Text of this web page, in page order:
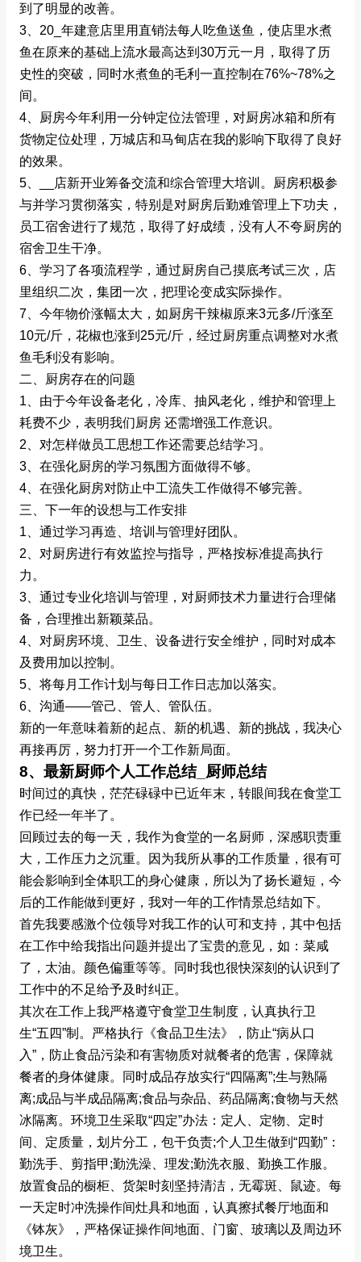
到了明显的改善。
3、20_年建意店里用直销法每人吃鱼送鱼，使店里水煮
鱼在原来的基础上流水最高达到30万元一月，取得了历
史性的突破，同时水煮鱼的毛利一直控制在76%~78%之
间。
4、厨房今年利用一分钟定位法管理，对厨房冰箱和所有
货物定位处理，万城店和马甸店在我的影响下取得了良好
的效果。
5、__店新开业筹备交流和综合管理大培训。厨房积极参
与并学习贯彻落实，特别是对厨房后勤难管理上下功夫，
员工宿舍进行了规范，取得了好成绩，没有人不夸厨房的
宿舍卫生干净。
6、学习了各项流程学，通过厨房自己摸底考试三次，店
里组织二次，集团一次，把理论变成实际操作。
7、今年物价涨幅太大，如厨房干辣椒原来3元多/斤涨至
10元/斤，花椒也涨到25元/斤，经过厨房重点调整对水煮
鱼毛利没有影响。
二、厨房存在的问题
1、由于今年设备老化，冷库、抽风老化，维护和管理上
耗费不少，表明我们厨房 还需增强工作意识。
2、对怎样做员工思想工作还需要总结学习。
3、在强化厨房的学习氛围方面做得不够。
4、在强化厨房对防止中工流失工作做得不够完善。
三、下一年的设想与工作安排
1、通过学习再造、培训与管理好团队。
2、对厨房进行有效监控与指导，严格按标准提高执行
力。
3、通过专业化培训与管理，对厨师技术力量进行合理储
备，合理推出新颖菜品。
4、对厨房环境、卫生、设备进行安全维护，同时对成本
及费用加以控制。
5、将每月工作计划与每日工作日志加以落实。
6、沟通——管己、管人、管队伍。
新的一年意味着新的起点、新的机遇、新的挑战，我决心
再接再厉，努力打开一个工作新局面。
8、最新厨师个人工作总结_厨师总结
时间过的真快，茫茫碌碌中已近年末，转眼间我在食堂工
作已经一年半了。
回顾过去的每一天，我作为食堂的一名厨师，深感职责重
大，工作压力之沉重。因为我所从事的工作质量，很有可
能会影响到全体职工的身心健康，所以为了扬长避短，今
后的工作能做到更好，我对一年的工作情景总结如下。
首先我要感激个位领导对我工作的认可和支持，其中包括
在工作中给我指出问题并提出了宝贵的意见，如：菜咸
了，太油。颜色偏重等等。同时我也很快深刻的认识到了
工作中的不足给予及时纠正。
其次在工作上我严格遵守食堂卫生制度，认真执行卫
生“五四”制。严格执行《食品卫生法》，防止“病从口
入”，防止食品污染和有害物质对就餐者的危害，保障就
餐者的身体健康。同时成品存放实行“四隔离”;生与熟隔
离;成品与半成品隔离;食品与杂品、药品隔离;食物与天然
冰隔离。环境卫生采取“四定”办法：定人、定物、定时
间、定质量，划片分工，包干负责;个人卫生做到“四勤”：
勤洗手、剪指甲;勤洗澡、理发;勤洗衣服、勤换工作服。
放置食品的橱柜、货架时刻坚持清洁，无霉斑、鼠迹。每
一天定时冲洗操作间灶具和地面，认真擦拭餐厅地面和
《钵灰》，严格保证操作间地面、门窗、玻璃以及周边环
境卫生。